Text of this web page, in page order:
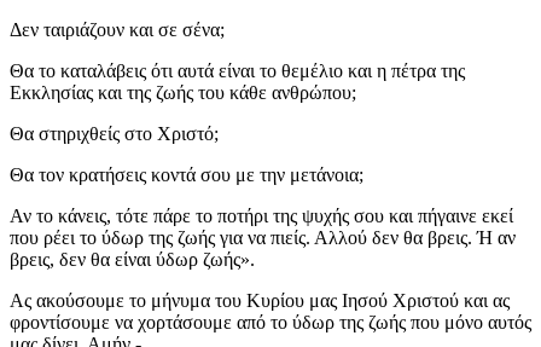
Δεν ταιριάζουν και σε σένα;
Θα το καταλάβεις ότι αυτά είναι το θεμέλιο και η πέτρα της
Εκκλησίας και της ζωής του κάθε ανθρώπου;
Θα στηριχθείς στο Χριστό;
Θα τον κρατήσεις κοντά σου με την μετάνοια;
Αν το κάνεις, τότε πάρε το ποτήρι της ψυχής σου και πήγαινε εκεί
που ρέει το ύδωρ της ζωής για να πιείς. Αλλού δεν θα βρεις. Ή αν
βρεις, δεν θα είναι ύδωρ ζωής».
Ας ακούσουμε το μήνυμα του Κυρίου μας Ιησού Χριστού και ας
φροντίσουμε να χορτάσουμε από το ύδωρ της ζωής που μόνο αυτός